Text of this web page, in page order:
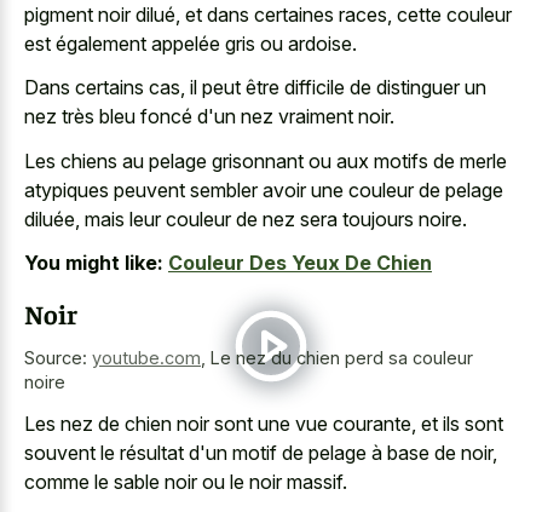
pigment noir dilué, et dans certaines races, cette couleur
est également appelée gris ou ardoise.
Dans certains cas, il peut être difficile de distinguer un
nez très bleu foncé d'un nez vraiment noir.
Les chiens au pelage grisonnant ou aux motifs de merle
atypiques peuvent sembler avoir une couleur de pelage
diluée, mais leur couleur de nez sera toujours noire.
You might like: Couleur Des Yeux De Chien
Noir
Source: youtube.com Le nez du chien perd sa couleur
noire
Les nez de chien noir sont une vue courante, et ils sont
souvent le résultat d'un motif de pelage à base de noir,
comme le sable noir ou le noir massif.